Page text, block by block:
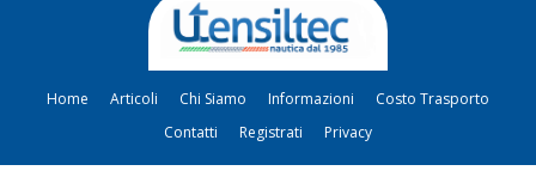
Home Articoli Chi Siamo Informazioni
Costo Trasporto
Contatti
Registrati Privacy